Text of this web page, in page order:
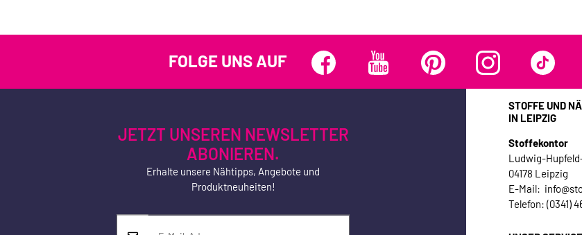
FOLGE UNS AUF
JETZT UNSEREN NEWSLETTER
ABONIEREN.
Erhalte unsere Nähtipps, Angebote und
Produktneuheiten!
STOFFE UND
IN LEIPZIG
Stoffekontor
Ludwig-
04178 Leipzig
E-Mail:
Telefon: (0341)